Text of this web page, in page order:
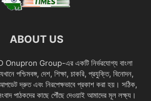
ABOUT US
Onupron Group-এর একটি নির্ভরযোগ্য বাংলা
পশ্চিমবঙ্গ, দেশ, শিক্ষা, চাকরি, প্রযুক্তি, বিনোদন,
দ্রুত এবং নিরপেক্ষভাবে প্রকাশ করা হয়। সঠিক,
পাঠকদের কাছে পৌঁছে দেওয়াই আমাদের মূল লক্ষ্য।